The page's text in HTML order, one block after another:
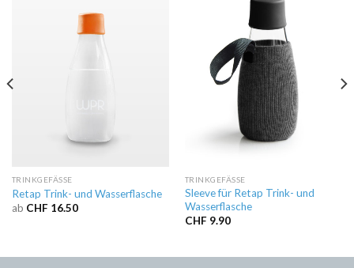
TRINKGEFÄSSE
Retap Trink- und Wasserflasche
ab CHF 16.50
TRINKGEFÄSSE
Sleeve für Retap Trink- und
Wasserflasche
CHF 9.90